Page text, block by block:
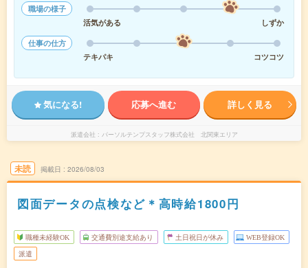
職場の様子
活気がある
しずか
仕事の仕方
テキパキ
コツコツ
気になる! 応募へ進む 詳しく見る
派遣会社 パーソルテンプスタッフ株式会社 北関東エリア
未読 掲載日 2026/08/03
図面データの点検など＊高時給1800円
職種未経験OK 交通費別途支給あり 土日祝日が休み WEB登録OK
派遣